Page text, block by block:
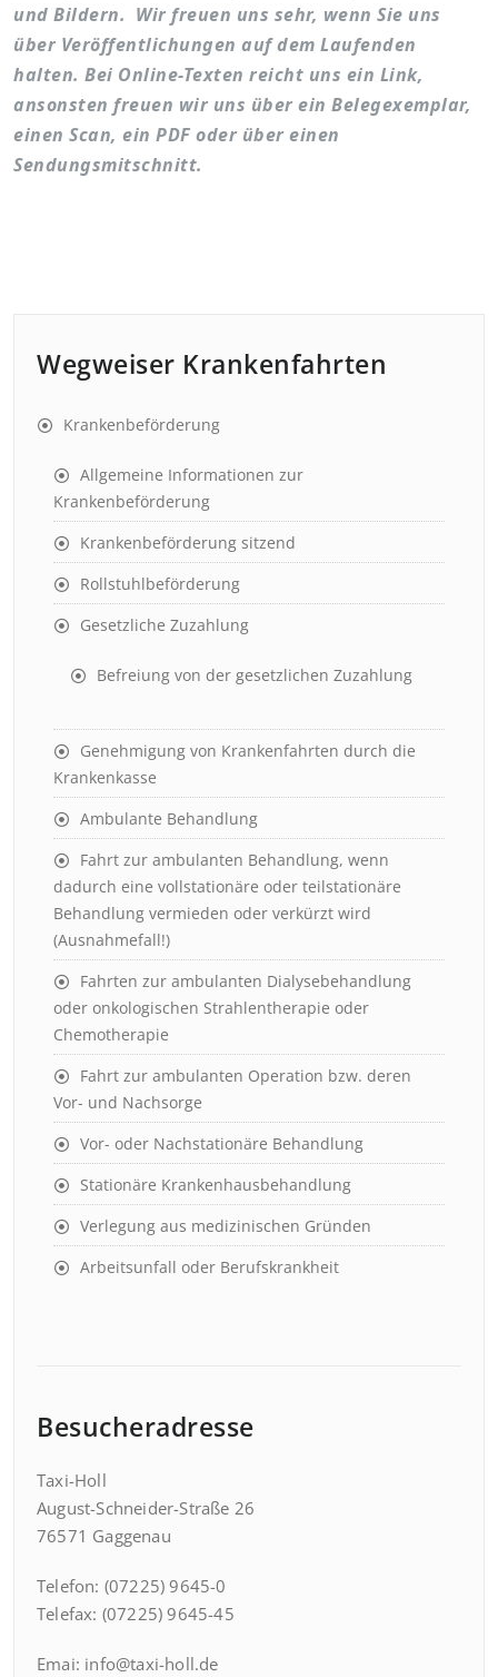
und Bildern. Wir freuen uns sehr, wenn Sie uns
über Veröffentlichungen auf dem Laufenden
halten. Bei Online-Texten reicht uns ein Link,
ansonsten freuen wir uns über ein Belegexemplar,
einen Scan, ein PDF oder über einen
Sendungsmitschnitt.
Wegweiser Krankenfahrten
Krankenbeförderung
Allgemeine Informationen zur
Krankenbeförderung
Krankenbeförderung sitzend
Rollstuhlbeförderung
Gesetzliche Zuzahlung
Befreiung von der gesetzlichen Zuzahlung
Genehmigung von Krankenfahrten durch die
Krankenkasse
Ambulante Behandlung
Fahrt zur ambulanten Behandlung, wenn
dadurch eine vollstationäre oder teilstationäre
Behandlung vermieden oder verkürzt wird
(Ausnahmefall!)
Fahrten zur ambulanten Dialysebehandlung
oder onkologischen Strahlentherapie oder
Chemotherapie
Fahrt zur ambulanten Operation bzw. deren
Vor- und Nachsorge
Vor- oder Nachstationäre Behandlung
Stationäre Krankenhausbehandlung
Verlegung aus medizinischen Gründen
Arbeitsunfall oder Berufskrankheit
Besucheradresse
Taxi-Holl
August-Schneider-Straße 26
76571 Gaggenau
Telefon: (07225) 9645-0
Telefax: (07225) 9645-45
Emai: info@taxi-holl.de